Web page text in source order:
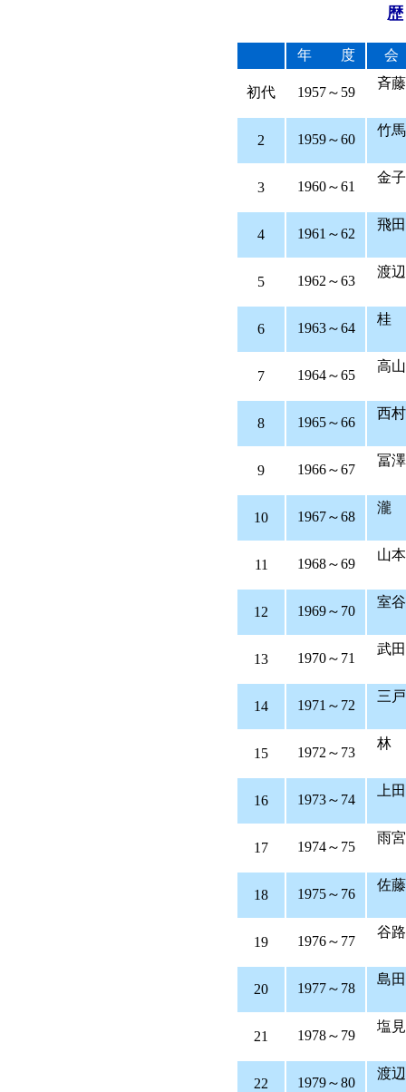
年 度
初代 1957～59
斉
2 1959～60
竹
3 1960～61
金
4 1961～62
飛
5 1962～63
渡
6 1963～64
7 1964～65
高
8 1965～66
西
9 1966～67
冨
10 1967～68
11 1968～69
山
12 1969～70
室
13 1970～71
武
14 1971～72
三
15 1972～73
16 1973～74
上
17 1974～75
雨
18 1975～76
19 1976～77
谷
20 1977～78
島
21 1978～79
塩
22 1979～80
渡